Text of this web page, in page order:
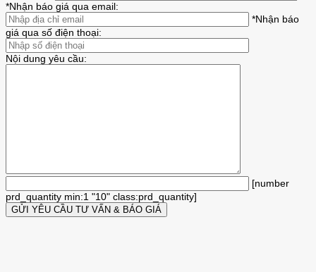
*Nhận báo giá qua email:
*Nhận báo
giá qua số điện thoại:
Nội dung yêu cầu:
[number
prd_quantity min:1 "10" class:prd_quantity]